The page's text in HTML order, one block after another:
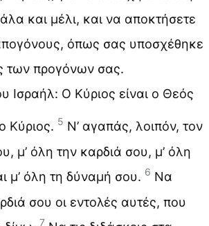
και μέλι, και να αποκτήσετε
όπως σας υποσχέθηκε
των προγόνων σας.
Ισραήλ: Ο Κύριος είναι ο Θεός
ο Κύριος. 5 Ν’ αγαπάς, λοιπόν, τον
μ’ όλη την καρδιά σου, μ’ όλη
μ’ όλη τη δύναμή σου. 6 Να
σου οι εντολές αυτές, που
7